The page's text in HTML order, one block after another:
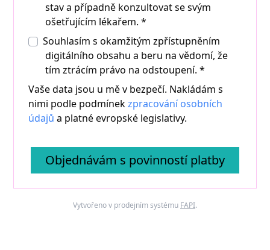
stav a případně konzultovat se svým
ošetřujícím lékařem. *
Souhlasím s okamžitým zpřístupněním
digitálního obsahu a beru na vědomí, že
tím ztrácím právo na odstoupení. *
Vaše data jsou u mě v bezpečí. Nakládám s
nimi podle podmínekzpracování osobních
údajů a platné evropské legislativy.
Objednávám s povinností platby
Vytvořeno v prodejním systému FAPI.